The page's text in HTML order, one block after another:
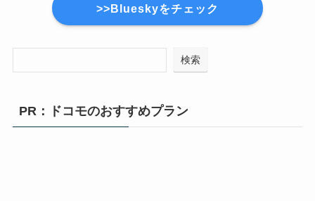
>>Blueskyをチェック
検索
PR：ドコモのおすすめプラン